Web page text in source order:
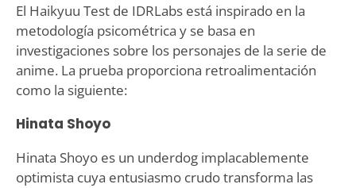
El Haikyuu Test de IDRLabs está inspirado en la
metodología psicométrica y se basa en
investigaciones sobre los personajes de la serie de
anime. La prueba proporciona retroalimentación
como la siguiente:
Hinata Shoyo
Hinata Shoyo es un underdog implacablemente
optimista cuya entusiasmo crudo transforma las